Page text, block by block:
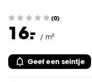
(0)
16.
- / m²
Geef een seintje